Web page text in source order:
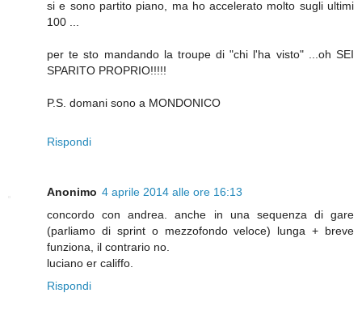
si e sono partito piano, ma ho accelerato molto sugli ultimi
100 ...
per te sto mandando la troupe di "chi l'ha visto" ...oh SEI
SPARITO PROPRIO!!!!!
P.S. domani sono a MONDONICO
Rispondi
Anonimo 4 aprile 2014 alle ore 16:13
concordo con andrea. anche in una sequenza di gare
(parliamo di sprint o mezzofondo veloce) lunga + breve
funziona, il contrario no.
luciano er califfo.
Rispondi